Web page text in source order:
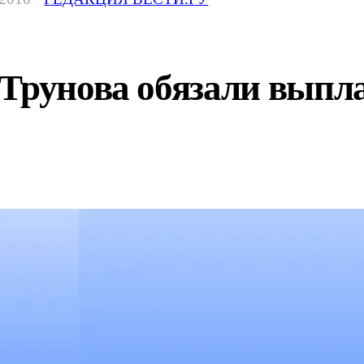
обязали